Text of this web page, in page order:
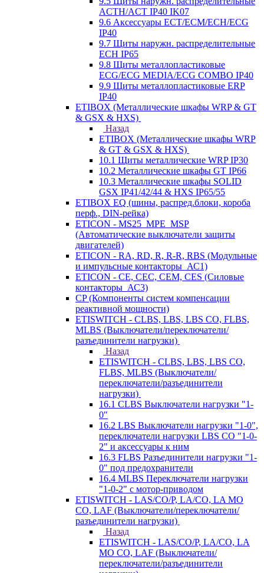
ACTH/ACT IP40 IK07
9.6 Аксессуары ECT/ECM/ECH/ECG
IP40
9.7 Щиты наружн. распределительные
ECH IP65
9.8 Щиты металлопластиковые
ECG/ECG MEDIA/ECG COMBO IP40
9.9 Щиты металлопластиковые ERP
IP40
ETIBOX (Металлические шкафы WRP & GT
& GSX & HXS)
Назад
ETIBOX (Металлические шкафы WRP
& GT & GSX & HXS)
10.1 Щиты металлические WRP IP30
10.2 Металлические шкафы GT IP66
10.3 Металлические шкафы SOLID
GSX IP41/42/44 & HXS IP65/55
ETIBOX EQ (шины, распред.блоки, короба
перф., DIN-рейка)
ETICON - MS25_MPE_MSP
(Автоматические выключатели защиты
двигателей)
ETICON - RA, RD, R, R-R, RBS (Модульные
и импульсные контакторы_АС1)
ETICON - CE, CEC, CEM, CES (Силовые
контакторы_АС3)
CP (Компоненты систем компенсации
реактивной мощности)
ETISWITCH - CLBS, LBS, LBS CO, FLBS,
MLBS (Выключатели/переключатели/
разъединители нагрузки)
Назад
ETISWITCH - CLBS, LBS, LBS CO,
FLBS, MLBS (Выключатели/
переключатели/разъединители
нагрузки)
16.1 CLBS Выключатели нагрузки "1-
0"
16.2 LBS Выключатели нагрузки "1-0",
переключатели нагрузки LBS CO "1-0-
2" и аксессуары к ним
16.3 FLBS Разъединители нагрузки "1-
0" под предохранители
16.4 MLBS Переключатели нагрузки
"1-0-2" с мотор-приводом
ETISWITCH - LAS/CO/P, LA/CO, LA MO
CO, LAF (Выключатели/переключатели/
разъединители нагрузки)
Назад
ETISWITCH - LAS/CO/P, LA/CO, LA
MO CO, LAF (Выключатели/
переключатели/разъединители